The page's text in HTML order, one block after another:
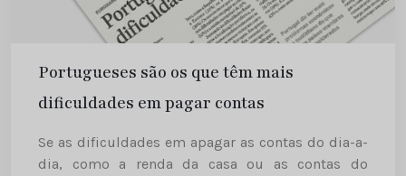
Portugueses são os que têm mais
dificuldades em pagar contas
Se as dificuldades em apagar as contas do dia-a-
dia, como a renda da casa ou as contas do